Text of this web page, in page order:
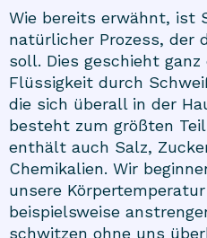
Wie bereits erwähnt, ist
natürlicher Prozess, der
soll. Dies geschieht
Flüssigkeit durch
die sich überall in der
besteht zum größten
enthält auch Salz,
Chemikalien. Wir
unsere
beispielsweise
schwitzen ohne uns